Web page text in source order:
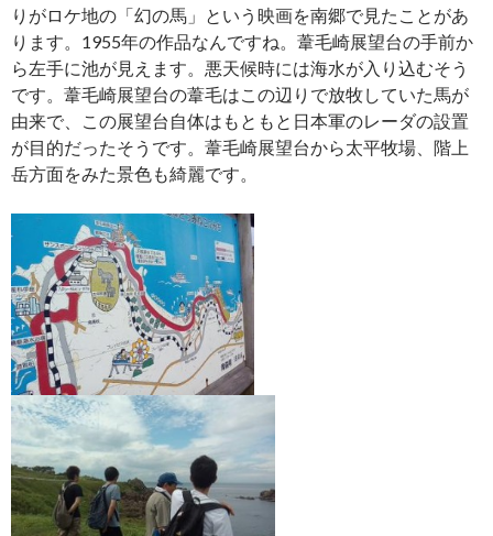
りがロケ地の「幻の馬」という映画を南郷で見たことがあ
ります。1955年の作品なんですね。葦毛崎展望台の手前か
ら左手に池が見えます。悪天候時には海水が入り込むそう
です。葦毛崎展望台の葦毛はこの辺りで放牧していた馬が
由来で、この展望台自体はもともと日本軍のレーダの設置
が目的だったそうです。葦毛崎展望台から太平牧場、階上
岳方面をみた景色も綺麗です。